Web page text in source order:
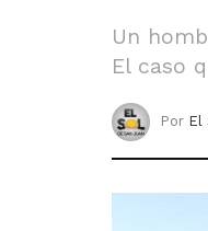
Un
El caso
Por El